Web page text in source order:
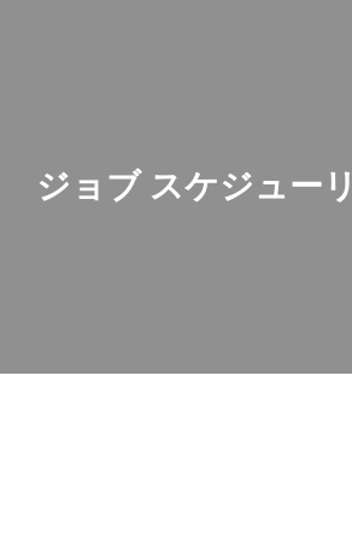
ジョブ スケジュー